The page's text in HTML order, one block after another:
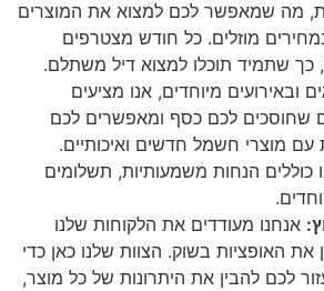
מה שמאפשר לכם למצוא את המוצרים
מוזלים. כל חודש מצטרפים
שתמיד תוכלו למצוא דיל משתלם.
ובאירועים מיוחדים, אנו מציעים
שחוסכים לכם כסף ומאפשרים לכם
מוצרי חשמל חדשים ואיכותיים.
כוללים הנחות משמעותיות, תשלומים
: אנחנו מעודדים את הלקוחות שלנו
את האופציות בשוק. הצוות שלנו כאן כדי
לכם להבין את היתרונות של כל מוצר,